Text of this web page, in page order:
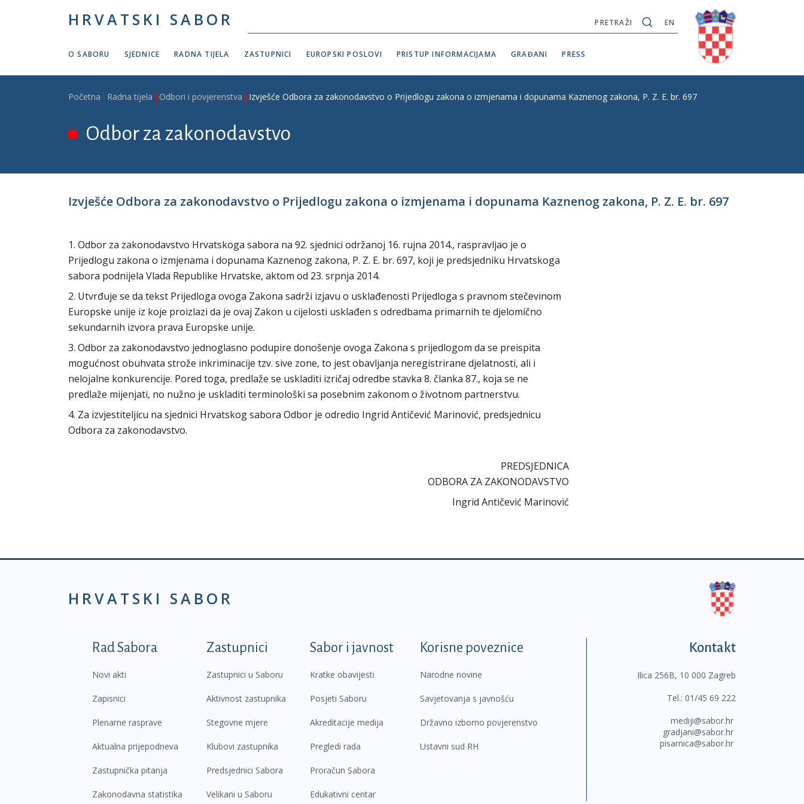
HRVATSKI SABOR EN
PRETRAŽI
O SABORU SJEDNICE RADNA TIJELA ZASTUPNICI EUROPSKI POSLOVI PRISTUP INFORMACIJAMA GRAĐANI PRESS
Breadcrumb
Početna Radna tijela Odbori i povjerenstva Izvješće Odbora za zakonodavstvo o Prijedlogu zakona o izmjenama i dopunama Kaznenog zakona, P. Z. E. br. 697
Odbor za zakonodavstvo
Izvješće Odbora za zakonodavstvo o Prijedlogu zakona o izmjenama i dopunama Kaznenog zakona, P. Z. E. br. 697
1. Odbor za zakonodavstvo Hrvatskoga sabora na 92. sjednici održanoj 16. rujna 2014., raspravljao je o
Prijedlogu zakona o izmjenama i dopunama Kaznenog zakona, P. Z. E. br. 697, koji je predsjedniku Hrvatskoga
sabora podnijela Vlada Republike Hrvatske, aktom od 23. srpnja 2014.
2. Utvrđuje se da tekst Prijedloga ovoga Zakona sadrži izjavu o usklađenosti Prijedloga s pravnom stečevinom
Europske unije iz koje proizlazi da je ovaj Zakon u cijelosti usklađen s odredbama primarnih te djelomično
sekundarnih izvora prava Europske unije.
3. Odbor za zakonodavstvo jednoglasno podupire donošenje ovoga Zakona s prijedlogom da se preispita
mogućnost obuhvata strože inkriminacije tzv. sive zone, to jest obavljanja neregistrirane djelatnosti, ali i
nelojalne konkurencije. Pored toga, predlaže se uskladiti izričaj odredbe stavka 8. članka 87., koja se ne
predlaže mijenjati, no nužno je uskladiti terminološki sa posebnim zakonom o životnom partnerstvu.
4. Za izvjestiteljicu na sjednici Hrvatskog sabora Odbor je odredio Ingrid Antičević Marinović, predsjednicu
Odbora za zakonodavstvo.
PREDSJEDNICA
ODBORA ZA ZAKONODAVSTVO
Ingrid Antičević Marinović
HRVATSKI SABOR
Podnožje prvi izbornik
Rad Sabora
Novi akti
Zapisnici
Plenarne rasprave
Aktualna prijepodneva
Zastupnička pitanja
Zakonodavna statistika
Zastupnici
Zastupnici u Saboru
Aktivnost zastupnika
Stegovne mjere
Klubovi zastupnika
Predsjednici Sabora
Velikani u Saboru
Sabor i javnost
Kratke obavijesti
Posjeti Saboru
Akreditacije medija
Pregledi rada
Proračun Sabora
Edukativni centar
Korisne poveznice
Narodne novine
Savjetovanja s javnošću
Državno izborno povjerenstvo
Ustavni sud RH
Kontakt
Ilica 256B, 10 000 Zagreb
Tel.: 01/45 69 222
mediji@sabor.hr
gradjani@sabor.hr
pisarnica@sabor.hr